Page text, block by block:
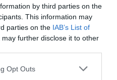
by third parties on the
This information may
parties on the IAB’s List of
may further disclose it to other
uses one or more Google
Opt Outs
SET PRO
Jól szellőző, erős